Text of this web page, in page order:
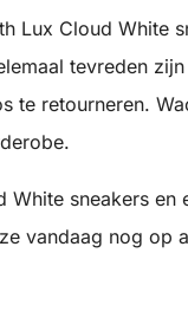
Lux Cloud White
tevreden
te retourneren.
White sneakers en
vandaag nog op